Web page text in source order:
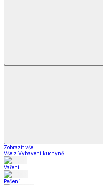
Zobrazit vše
Vše z Vybavení kuchyně
Vaření
Pečení